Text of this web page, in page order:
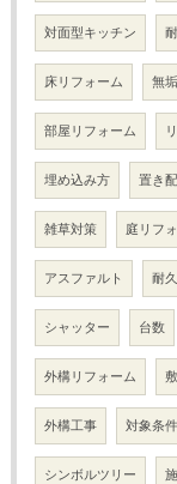
対面型キッチン
床リフォーム 無
部屋リフォーム
埋め込み方 置き配
雑草対策 庭リフ
アスファルト 耐
シャッター 台数
外構リフォーム
外構工事 対象条件
シンボルツリー